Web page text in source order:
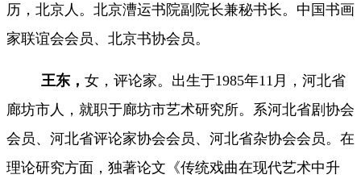
历，北京人。北京漕运书院副院长兼秘书长。中国书画
家联谊会会员、北京书协会员。
王东， 女，评论家。 出生于1985年11月，河北省
廊坊市 人，就职于廊坊市艺术研究所。系河北省剧协会
会员、河北省评论家协会会员、河北省杂协会会员。在
理论研究方面，独著论文《传统戏曲在现代艺术中升